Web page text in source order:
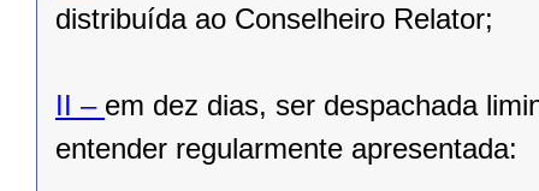
distribuída ao Conselheiro Relator;
II – em dez dias, ser despachada
entender regularmente apresentada: